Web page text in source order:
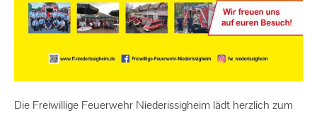
Die Freiwillige Feuerwehr Niederissigheim lädt herzlich zum